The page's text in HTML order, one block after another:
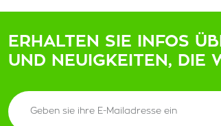
ERHALTEN SIE INFOS
UND NEUIGKEITEN, DIE